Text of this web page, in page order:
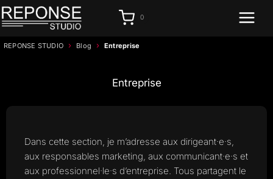
Aller
au
0
REPONSE STUDIO › Blog › Entreprise
Entreprise
Dans cette section, je m’adresse aux dirigeant·e·s,
aux responsables marketing, aux communicant·e·s et
aux professionnel·le·s d’entreprise. Tous partagent le